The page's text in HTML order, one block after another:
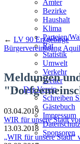
Ämter
Bezirke
Haushalt
Klima
Parteien/
Rat
Statistik
Umwelt
Verkehr
Wetter
Der Verein
Schreiben
Gästebuch
Impressum
Sponsoren
← LV 90 Erzgebirge
Bürgervereinigung
Meldungen
03.04.2019
WIR für unsere Stadt
13.03.2018
„WIR für unsere Stadt“